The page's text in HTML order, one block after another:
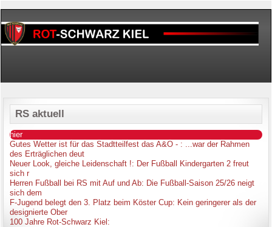
RS aktuell
hier
Gutes Wetter ist für das Stadtteilfest das A&O - : ...war der Rahmen
des Erträglichen deut
Neuer Look, gleiche Leidenschaft !: Der Fußball Kindergarten 2 freut
sich r
Herren Fußball bei RS mit Auf und Ab: Die Fußball-Saison 25/26 neigt
sich dem
F-Jugend belegt den 3. Platz beim Köster Cup: Kein geringerer als der
designierte Ober
100 Jahre Rot-Schwarz Kiel :